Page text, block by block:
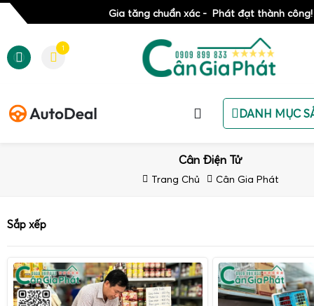
Gia tăng chuẩn xác - Phát đạt thành công!
1
DANH MỤC
Cân Điện Tử
Trang Chủ Cân Gia Phát
Sắp xếp